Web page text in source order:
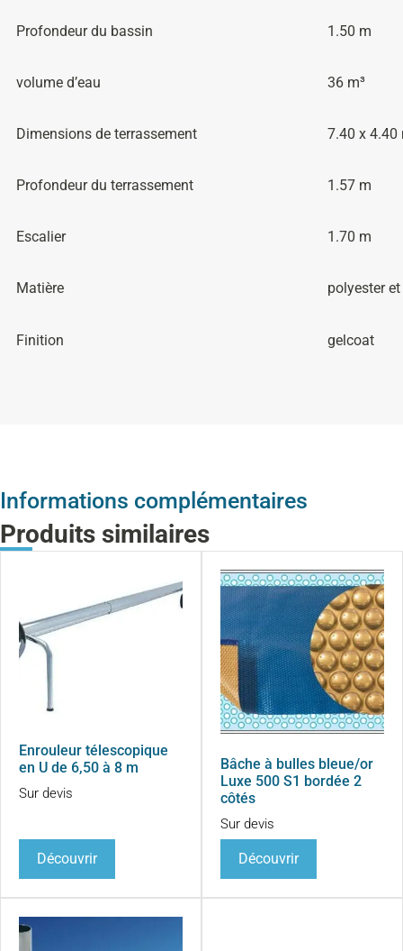
Profondeur du bassin 1.50 m
volume d’eau 36 m³
Dimensions de terrassement 7.40 x 4.40
Profondeur du terrassement 1.57 m
Escalier 1.70 m
Matière polyester
Finition gelcoat
Informations complémentaires
Produits similaires
Enrouleur télescopique
en U de 6,50 à 8 m
Sur devis
Découvrir
Bâche à bulles bleue/or
Luxe 500 S1 bordée 2
côtés
Sur devis
Découvrir